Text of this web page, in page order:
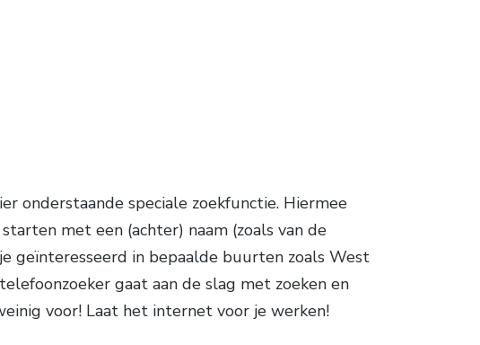
onderstaande speciale zoekfunctie. Hiermee
met een (achter) naam (zoals van de
geïnteresseerd in bepaalde buurten zoals West
gaat aan de slag met zoeken en
voor! Laat het internet voor je werken!